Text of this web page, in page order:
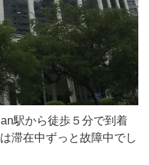
駅から徒歩５分で到着
滞在中ずっと故障中でし